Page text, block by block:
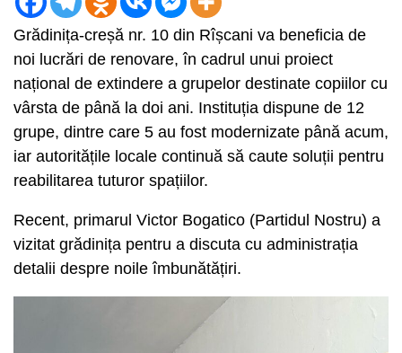
Grădinița-creșă nr. 10 din Rîșcani va beneficia de
noi lucrări de renovare, în cadrul unui proiect
național de extindere a grupelor destinate copiilor cu
vârsta de până la doi ani. Instituția dispune de 12
grupe, dintre care 5 au fost modernizate până acum,
iar autoritățile locale continuă să caute soluții pentru
reabilitarea tuturor spațiilor.
Recent, primarul Victor Bogatico (Partidul Nostru) a
vizitat grădinița pentru a discuta cu administrația
detalii despre noile îmbunătățiri.